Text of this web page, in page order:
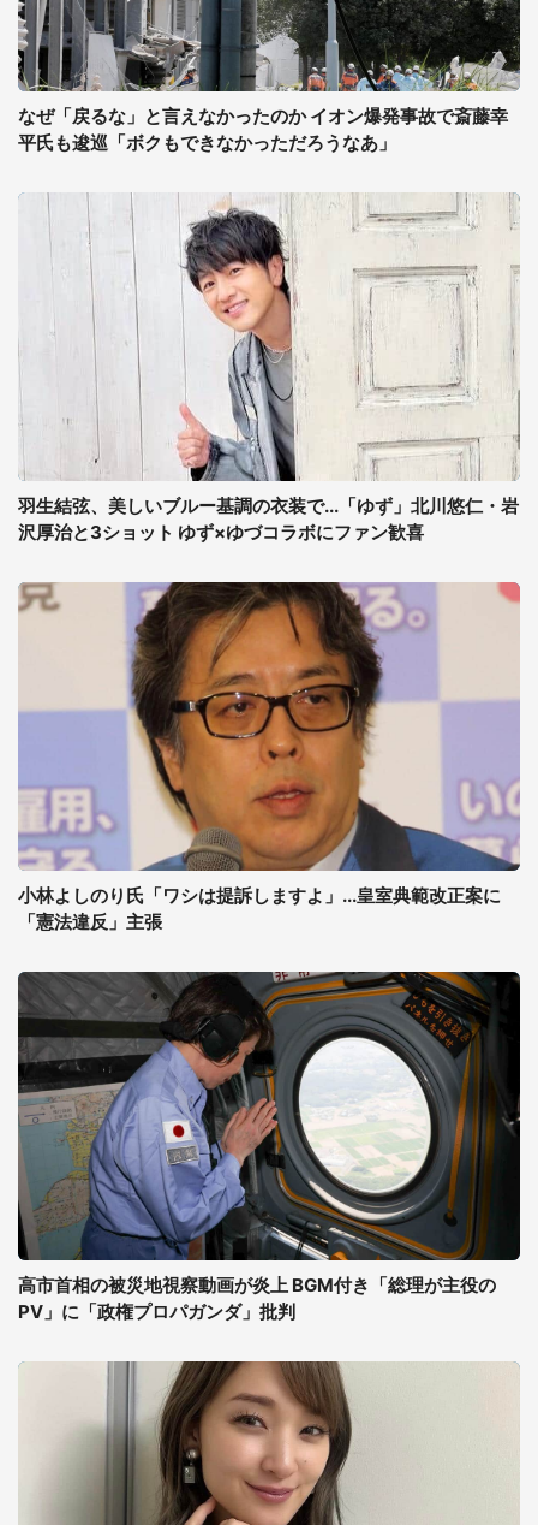
なぜ「戻るな」と言えなかったのか イオン爆発事故で斎藤幸
平氏も逡巡「ボクもできなかっただろうなあ」
羽生結弦、美しいブルー基調の衣装で...「ゆず」北川悠仁・岩
沢厚治と3ショット ゆず×ゆづコラボにファン歓喜
小林よしのり氏「ワシは提訴しますよ」...皇室典範改正案に
「憲法違反」主張
高市首相の被災地視察動画が炎上 BGM付き「総理が主役の
PV」に「政権プロパガンダ」批判